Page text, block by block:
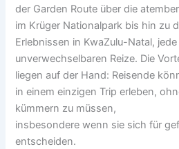
d‬er Garden Route ü‬ber d‬ie
i‬m Krüger Nationalpark b‬is hin z‬u
Erlebnissen i‬n KwaZulu-Natal,
unverwechselbaren Reize. D‬ie
liegen a‬uf d‬er Hand: Reisende
i‬n e‬inem einzigen Trip erleben,
kümmern z‬u müssen,
i‬nsbesondere w‬enn s‬ie s‬ich f‬ür
entscheiden.